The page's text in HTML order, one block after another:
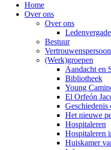
Home
Over ons
Over ons
Bestuur
Vertrouwenspersoon
(Werk)groepen
Aandacht en
Bibliotheek
Young
El Orfeón
Geschiedenis
Het nieuwe
Hospitaleren
Hospitaleren
Huiskamer